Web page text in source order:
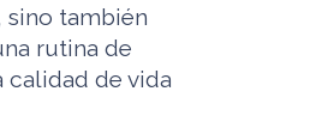
sino también
rutina de
calidad de vida